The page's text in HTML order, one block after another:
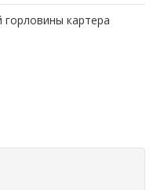
картера